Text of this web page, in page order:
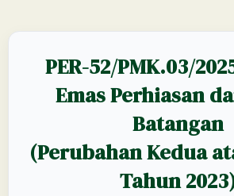
PER-52/PMK.03/
Emas Perhiasan
Batangan
(Perubahan Kedua
Tahun